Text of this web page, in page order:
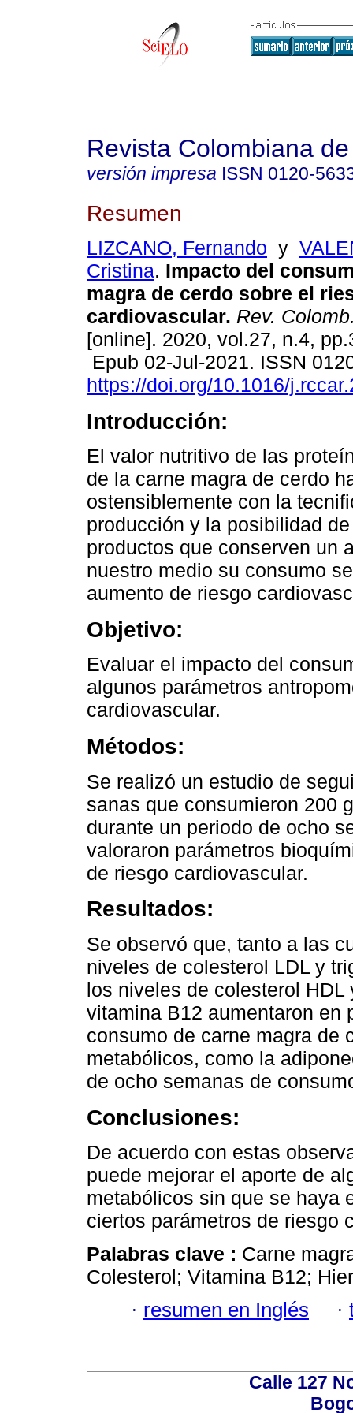
Revista Colombiana
versión impresa ISSN 0120-
Resumen
LIZCANO, Fernando y
Cristina. Impacto del
magra de cerdo sobre el
cardiovascular. Rev.
[online]. 2020, vol.27, n.4,
Epub 02-Jul-2021. ISSN
https://doi.org/10.1016/
Introducción:
El valor nutritivo de las
de la carne magra de cerdo
ostensiblemente con la
producción y la posibilidad
productos que conserven un
nuestro medio su consumo
aumento de riesgo
Objetivo:
Evaluar el impacto del
algunos parámetros
cardiovascular.
Métodos:
Se realizó un estudio de
sanas que consumieron 200
durante un periodo de ocho
valoraron parámetros
de riesgo cardiovascular.
Resultados:
Se observó que, tanto a las
niveles de colesterol LDL y
los niveles de colesterol
vitamina B12 aumentaron en
consumo de carne magra de
metabólicos, como la
de ocho semanas de
Conclusiones:
De acuerdo con estas
puede mejorar el aporte de
metabólicos sin que se haya
ciertos parámetros de riesgo
Palabras clave : Carne
Colesterol; Vitamina B12;
· resumen en Inglés ·
Calle 127